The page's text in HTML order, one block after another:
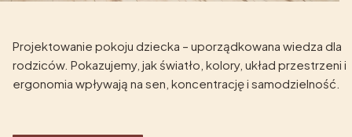
Projektowanie pokoju dziecka – uporządkowana wiedza dla
rodziców. Pokazujemy, jak światło, kolory, układ przestrzeni i
ergonomia wpływają na sen, koncentrację i samodzielność.